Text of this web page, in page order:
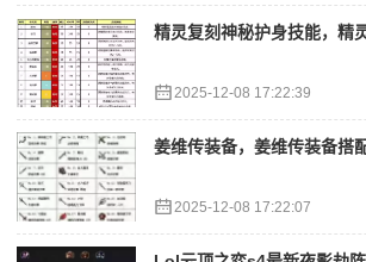
精灵复刻神秘护身技能，精
2025-12-08 17:22:39
姜维传装备，姜维传装备搭
2025-12-08 17:22:07